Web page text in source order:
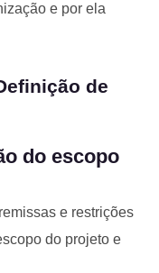
e por ela
de
do escopo
e restrições
do projeto e